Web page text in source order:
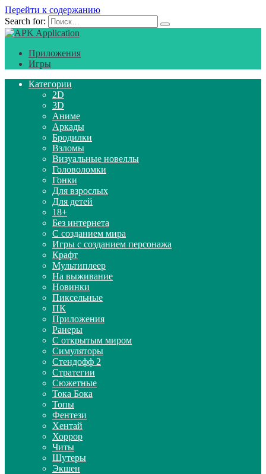
Перейти к содержанию
Search for:
Приложения
Игры
Категории
2D
3D
Аниме
Аркады
Бродилки
Взломы
Визуальные новеллы
Головоломки
Гонки
Для взрослых
Для детей
18+
Без интернета
С созданием мира
Игры с созданием персонажа
Крафт
Мультиплеер
На выживание
Новинки
Пиксельные
ПК
Приложения
Ранеры
С открытым миром
Симуляторы
Стендофф 2
Стратегии
Сюжетные
Тока Бока
Топы
Фентези
Хентай
Хоррор
Читы
Шутеры
Экшен